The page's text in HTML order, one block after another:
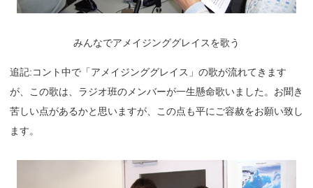
みんなでアメイジンググレイスを歌う
追記:コント中で「アメイジンググレイス」の歌が流れてきます
が、この歌は、ラジオ班のメンバーが一生懸命歌いました。お聞き
苦しい点があるかと思いますが、この点も平にご容赦をお願い致し
ます。